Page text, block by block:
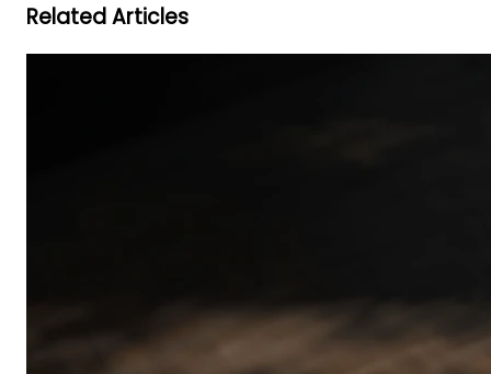
Related Articles